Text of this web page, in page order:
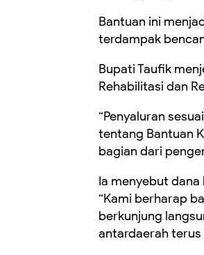
Bantuan ini
terdampak
Bupati Taufik
Rehabilitasi dan
“Penyaluran
tentang Bantuan
bagian dari
Ia menyebut dana
“Kami berharap
berkunjung
antardaerah terus